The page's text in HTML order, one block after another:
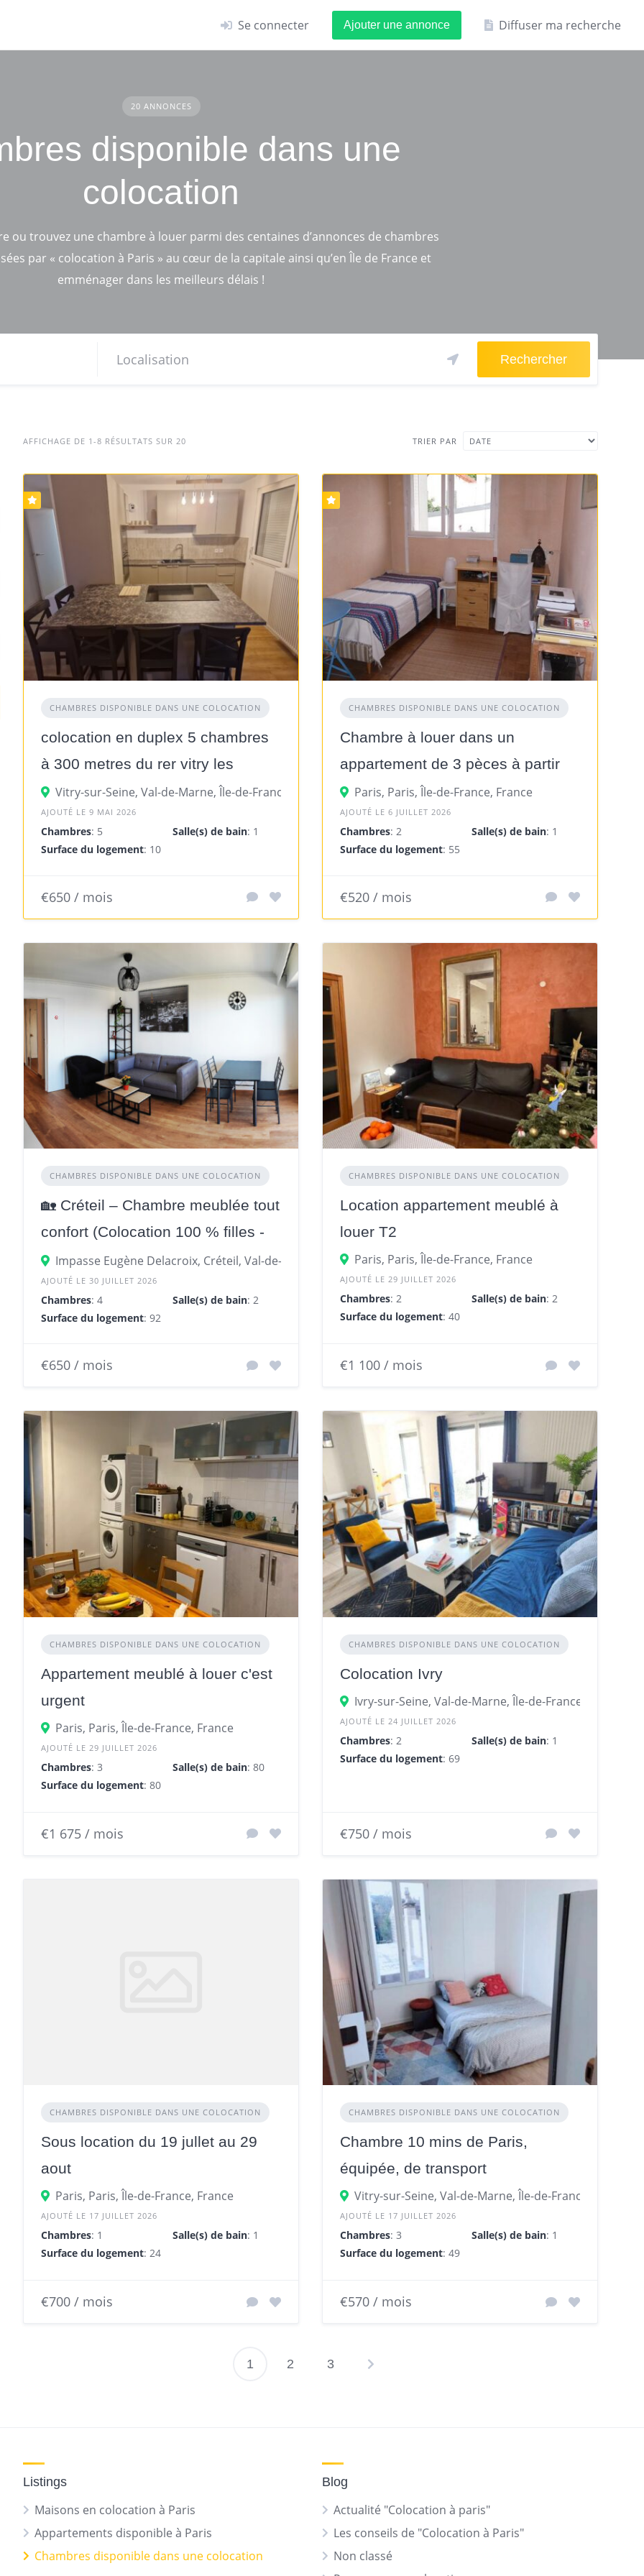
Se connecter Ajouter une annonce Diffuser ma recherche
20 ANNONCES
disponible dans une
colocation
ou trouvez une chambre à louer parmi des centaines d’annonces de chambres
par « colocation à Paris » au cœur de la capitale ainsi qu’en Île de France et
emménager dans les meilleurs délais !
Rechercher
AFFICHAGE DE 1-8 RÉSULTATS SUR 20 TRIER PAR
CHAMBRES DISPONIBLE DANS UNE COLOCATION
colocation en duplex 5 chambres
à 300 metres du rer vitry les
ardoines
Vitry-sur-Seine, Val-de-Marne, Île-de-France, France
AJOUTÉ LE 9 MAI 2026
Chambres: 5 Salle(s) de bain: 1
Surface du logement: 107 m²
€650 / mois
CHAMBRES DISPONIBLE DANS UNE COLOCATION
Chambre à louer dans un
appartement de 3 pèces à partir
du 6 juillet
Paris, Paris, Île-de-France, France
AJOUTÉ LE 6 JUILLET 2026
Chambres: 2 Salle(s) de bain: 1
Surface du logement: 55 m²
€520 / mois
CHAMBRES DISPONIBLE DANS UNE COLOCATION
🏡 Créteil – Chambre meublée tout
confort (Colocation 100 % filles -
Disponible le 28/08) CRETEIL
Impasse Eugène Delacroix, Créteil, Val-de-Marne, Île-de-France, France
AJOUTÉ LE 30 JUILLET 2026
Chambres: 4 Salle(s) de bain: 2
Surface du logement: 92 m²
€650 / mois
CHAMBRES DISPONIBLE DANS UNE COLOCATION
Location appartement meublé à
louer T2
Paris, Paris, Île-de-France, France
AJOUTÉ LE 29 JUILLET 2026
Chambres: 2 Salle(s) de bain: 2
Surface du logement: 40 m²
€1 100 / mois
CHAMBRES DISPONIBLE DANS UNE COLOCATION
Appartement meublé à louer c'est
urgent
Paris, Paris, Île-de-France, France
AJOUTÉ LE 29 JUILLET 2026
Chambres: 3 Salle(s) de bain: 80
Surface du logement: 80 m²
€1 675 / mois
CHAMBRES DISPONIBLE DANS UNE COLOCATION
Colocation Ivry
Ivry-sur-Seine, Val-de-Marne, Île-de-France, France
AJOUTÉ LE 24 JUILLET 2026
Chambres: 2 Salle(s) de bain: 1
Surface du logement: 69 m²
€750 / mois
CHAMBRES DISPONIBLE DANS UNE COLOCATION
Sous location du 19 jullet au 29
aout
Paris, Paris, Île-de-France, France
AJOUTÉ LE 17 JUILLET 2026
Chambres: 1 Salle(s) de bain: 1
Surface du logement: 24 m²
€700 / mois
CHAMBRES DISPONIBLE DANS UNE COLOCATION
Chambre 10 mins de Paris,
équipée, de transport
Vitry-sur-Seine, Val-de-Marne, Île-de-France, France
AJOUTÉ LE 17 JUILLET 2026
Chambres: 3 Salle(s) de bain: 1
Surface du logement: 49 m²
€570 / mois
Pagination
1 2 3
Listings
Maisons en colocation à Paris
Appartements disponible à Paris
Chambres disponible dans une colocation
Blog
Actualité "Colocation à paris"
Les conseils de "Colocation à Paris"
Non classé